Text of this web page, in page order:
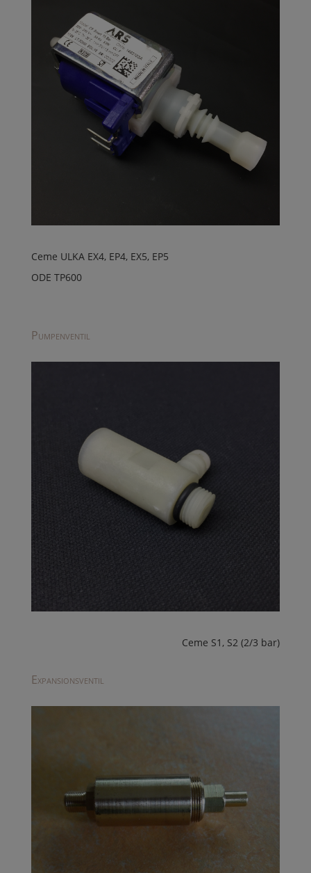
Ceme ULKA EX4, EP4, EX5, EP5
ODE TP600
Pumpenventil
Ceme S1, S2 (2/3 bar)
Expansionsventil